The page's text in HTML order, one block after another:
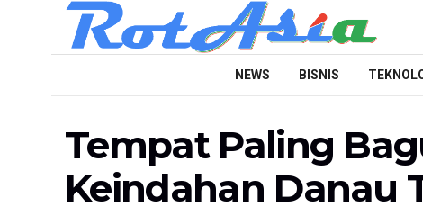
NEWS BISNIS
Tempat Paling
Keindahan Danau